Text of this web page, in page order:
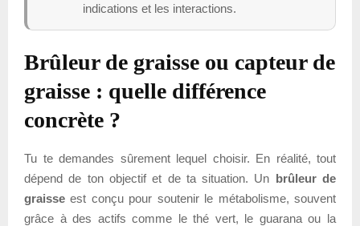
indications et les interactions.
Brûleur de graisse ou capteur de
graisse : quelle différence
concrète ?
Tu te demandes sûrement lequel choisir. En réalité, tout
dépend de ton objectif et de ta situation. Un brûleur de
graisse est conçu pour soutenir le métabolisme, souvent
grâce à des actifs comme le thé vert, le guarana ou la